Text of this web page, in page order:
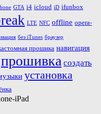
GTA i4 icloud iD ifunbox
LTE NFC offline opera-
без iTunes браузер
прошика навигация
прошивка создать
установка
iPad